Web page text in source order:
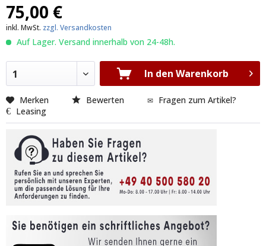
75,00 €
inkl. MwSt. zzgl. Versandkosten
Auf Lager. Versand innerhalb von 24-48h.
1 In den Warenkorb
Merken Bewerten
Fragen zum Artikel?
Leasing